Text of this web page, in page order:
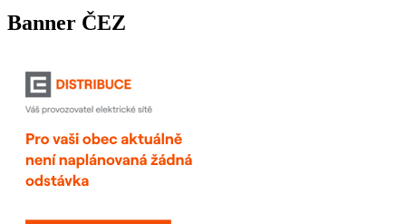
Banner ČEZ